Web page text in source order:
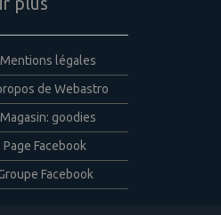
Mentions légales
de Webastro
Magasin: goodies
Page Facebook
Facebook